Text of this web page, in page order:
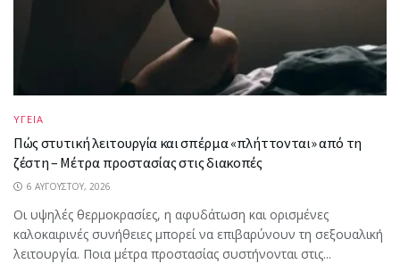
ΥΓΕΙΑ
Πώς στυτική λειτουργία και σπέρμα «πλήττονται» από τη
ζέστη – Μέτρα προστασίας στις διακοπές
6 ΑΥΓΟΎΣΤΟΥ, 2026
Οι υψηλές θερμοκρασίες, η αφυδάτωση και ορισμένες
καλοκαιρινές συνήθειες μπορεί να επιβαρύνουν τη σεξουαλική
λειτουργία. Ποια μέτρα προστασίας συστήνονται στις...